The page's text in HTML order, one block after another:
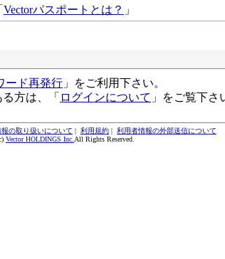
Vectorパスポートとは？ 」
ード再発行 」をご利用下さい。
方は、「 ログインについて 」をご覧下さ
の取り扱いについて | 利用規約 | 利用者情報の外部送信について
Vector HOLDINGS Inc. All Rights Reserved.